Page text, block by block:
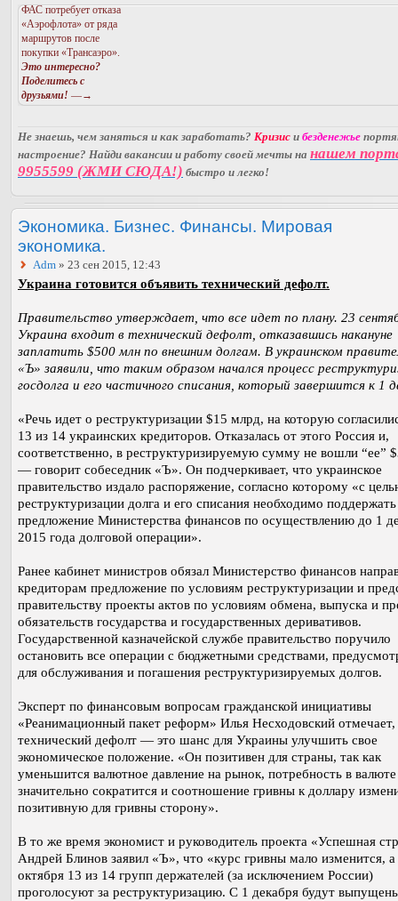
ФАС потребует отказа
«Аэрофлота» от ряда
маршрутов после
покупки «Трансаэро».
Это интересно?
Поделитесь с
друзьями! —→
Не знаешь, чем заняться и как заработать? Кризис и безденежье
настроение? Найди вакансии и работу своей мечты на нашем
9955599 (ЖМИ СЮДА!) быстро и легко!
Экономика. Бизнес. Финансы. Мировая
экономика.
Adm » 23 сен 2015, 12:43
Украина готовится объявить технический дефолт.
Правительство утверждает, что все идет по плану. 23
Украина входит в технический дефолт, отказавшись накануне
заплатить $500 млн по внешним долгам. В украинском
«Ъ» заявили, что таким образом начался процесс
госдолга и его частичного списания, который завершится к 1
«Речь идет о реструктуризации $15 млрд, на которую
13 из 14 украинских кредиторов. Отказалась от этого Россия и,
соответственно, в реструктуризируемую сумму не вошли “ее”
— говорит собеседник «Ъ». Он подчеркивает, что украинское
правительство издало распоряжение, согласно которому «с
реструктуризации долга и его списания необходимо поддержать
предложение Министерства финансов по осуществлению до 1
2015 года долговой операции».
Ранее кабинет министров обязал Министерство финансов
кредиторам предложение по условиям реструктуризации и
правительству проекты актов по условиям обмена, выпуска и
обязательств государства и государственных деривативов.
Государственной казначейской службе правительство поручило
остановить все операции с бюджетными средствами,
для обслуживания и погашения реструктуризируемых долгов.
Эксперт по финансовым вопросам гражданской инициативы
«Реанимационный пакет реформ» Илья Несходовский отмечает,
технический дефолт — это шанс для Украины улучшить свое
экономическое положение. «Он позитивен для страны, так как
уменьшится валютное давление на рынок, потребность в валюте
значительно сократится и соотношение гривны к доллару
позитивную для гривны сторону».
В то же время экономист и руководитель проекта «Успешная
Андрей Блинов заявил «Ъ», что «курс гривны мало изменится,
октября 13 из 14 групп держателей (за исключением России)
проголосуют за реструктуризацию. С 1 декабря будут